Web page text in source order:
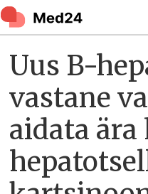
Uus B-
vastane
aidata ära